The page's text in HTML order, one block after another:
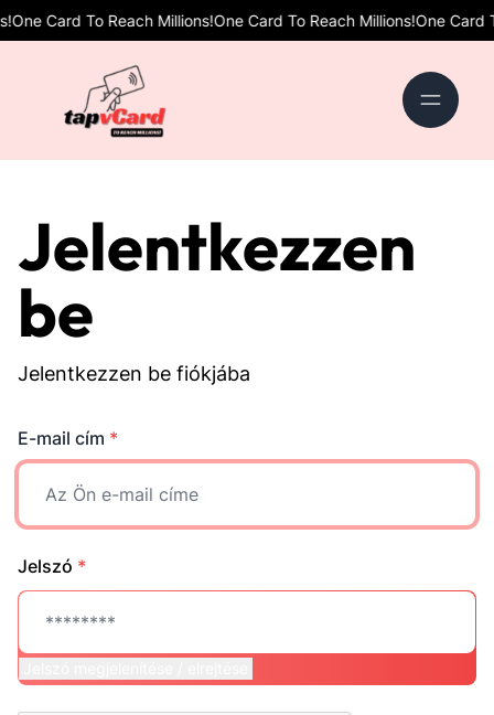
One Card To Reach Millions!One Card To Reach Millions!One Card
Jelentkezzen
be
Jelentkezzen be fiókjába
E-mail cím *
Jelszó *